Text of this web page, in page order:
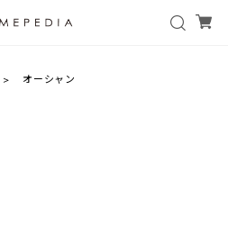
オーシャン